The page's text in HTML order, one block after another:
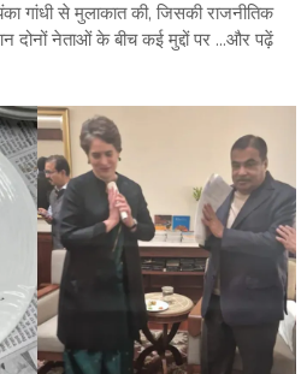
गांधी से मुलाकात की, जिसकी राजनीतिक
दोनों नेताओं के बीच कई मुद्दों पर ...और पढ़ें